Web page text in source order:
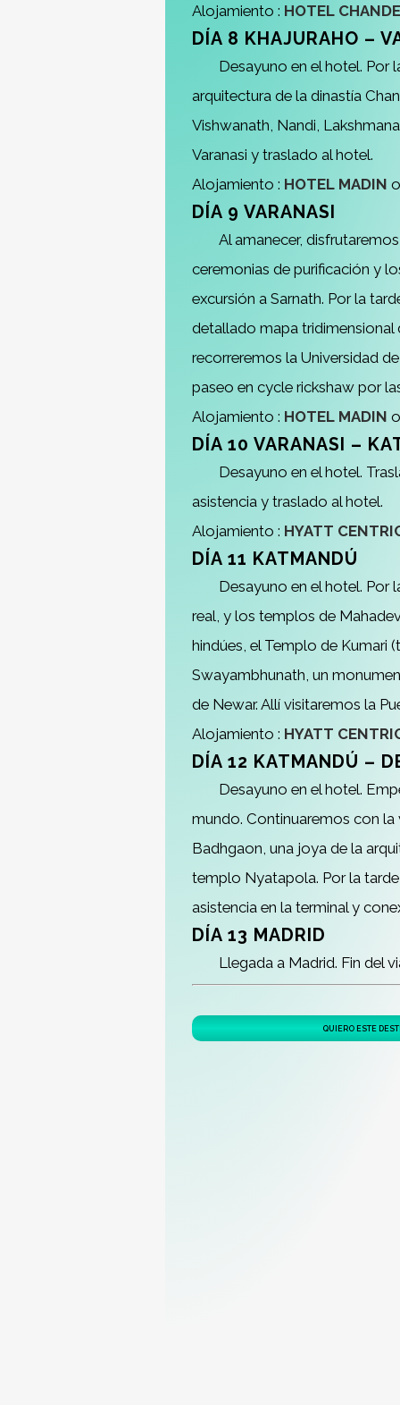
Alojamiento : HOTEL
DÍA 8 KHAJURAHO –
Desayuno en el hotel. Por
arquitectura de la dinastía
Vishwanath, Nandi,
Varanasi y traslado al hotel.
Alojamiento : HOTEL MADIN
DÍA 9 VARANASI
Al amanecer,
ceremonias de purificación y
excursión a Sarnath. Por la
detallado mapa tridimensional
recorreremos la Universidad
paseo en cycle rickshaw por
Alojamiento : HOTEL MADIN
DÍA 10 VARANASI –
Desayuno en el hotel.
asistencia y traslado al hotel.
Alojamiento : HYATT
DÍA 11 KATMANDÚ
Desayuno en el hotel. Por
real, y los templos de
hindúes, el Templo de Kumari
Swayambhunath, un
de Newar. Allí visitaremos la
Alojamiento : HYATT
DÍA 12 KATMANDÚ –
Desayuno en el hotel.
mundo. Continuaremos con
Badhgaon, una joya de la
templo Nyatapola. Por la
asistencia en la terminal y
DÍA 13 MADRID
Llegada a Madrid. Fin del
QUIERO ESTE